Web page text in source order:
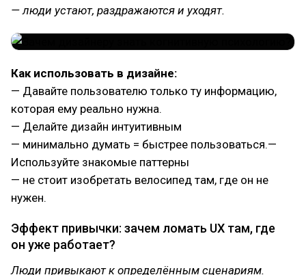
— люди устают, раздражаются и уходят.
Как использовать в дизайне:
— Давайте пользователю только ту информацию,
которая ему реально нужна.
— Делайте дизайн интуитивным
— минимально думать = быстрее пользоваться.—
Используйте знакомые паттерны
— не стоит изобретать велосипед там, где он не
нужен.
Эффект привычки: зачем ломать UX там, где
он уже работает?
Люди привыкают к определённым сценариям.